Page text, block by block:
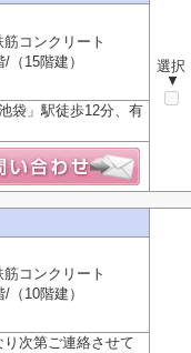
選択
▼
筋コンクリート
/（15階建）
袋」駅徒歩12分、有
筋コンクリート
/（10階建）
次第ご連絡させて